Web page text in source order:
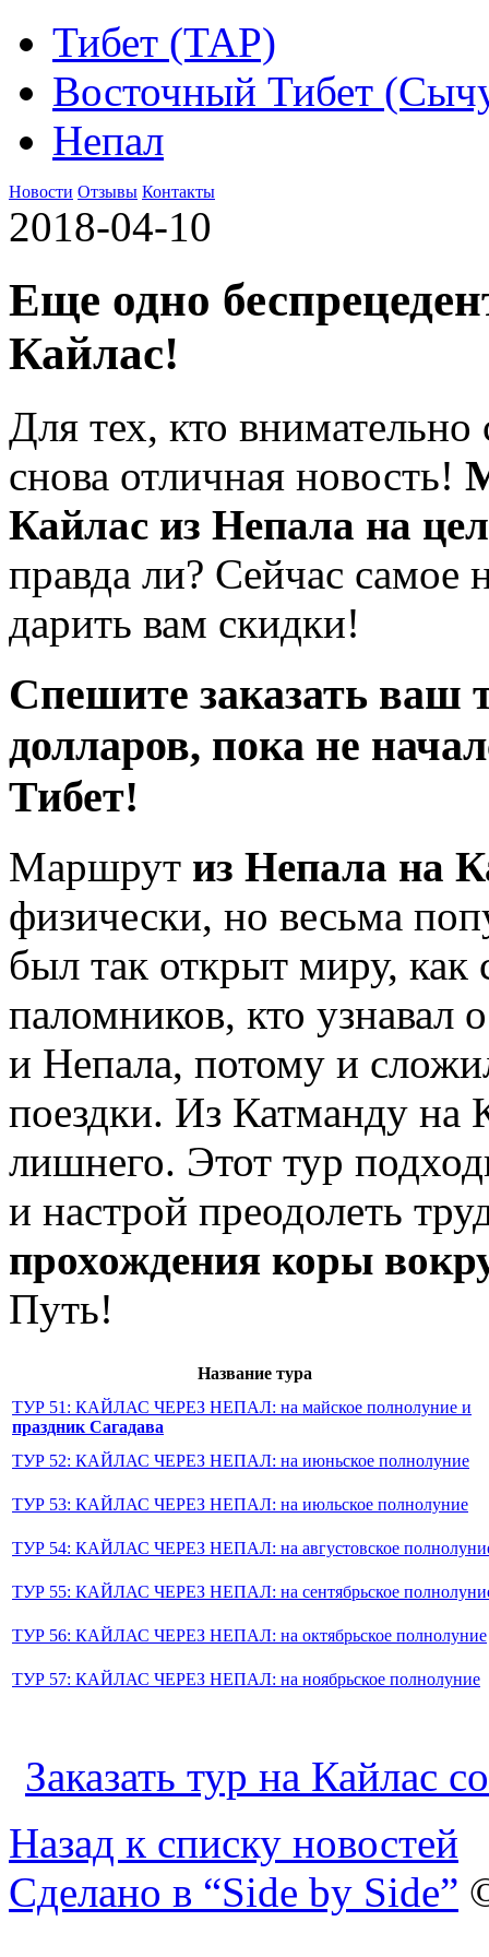
Тибет (ТАР)
Восточный Тибет
Непал
Новости Отзывы Контакты
2018-04-10
Еще одно
Кайлас!
Для тех, кто
снова отличная новость!
Кайлас из Непала на
правда ли? Сейчас самое
дарить вам скидки!
Спешите заказать ваш
долларов, пока не
Тибет!
Маршрут из Непала на
физически, но весьма
был так открыт миру, как
паломников, кто узнавал
и Непала, потому и
поездки. Из Катманду на
лишнего. Этот тур
и настрой преодолеть
прохождения коры
Путь!
Название тура
ТУР 51: КАЙЛАС ЧЕРЕЗ НЕПАЛ: на майское полнолуние и
праздник Сагадава
ТУР 52: КАЙЛАС ЧЕРЕЗ НЕПАЛ: на июньское полнолуние
ТУР 53: КАЙЛАС ЧЕРЕЗ НЕПАЛ: на июльское полнолуние
ТУР 54: КАЙЛАС ЧЕРЕЗ НЕПАЛ: на августовское
ТУР 55: КАЙЛАС ЧЕРЕЗ НЕПАЛ: на сентябрьское
ТУР 56: КАЙЛАС ЧЕРЕЗ НЕПАЛ: на октябрьское полнолуние
ТУР 57: КАЙЛАС ЧЕРЕЗ НЕПАЛ: на ноябрьское полнолуние
Заказать тур на Кайлас
Назад к списку новостей
Сделано в “Side by Side”